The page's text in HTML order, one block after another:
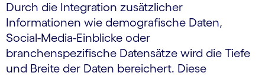
Durch die Integration zusätzlicher
Informationen wie demografische Daten,
Social-Media-Einblicke oder
branchenspezifische Datensätze wird die Tiefe
und Breite der Daten bereichert. Diese